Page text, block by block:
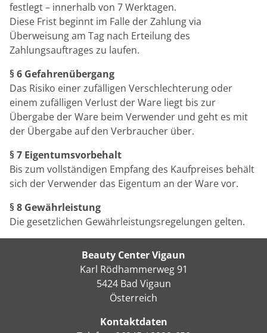
festlegt – innerhalb von 7 Werktagen.
Diese Frist beginnt im Falle der Zahlung via
Überweisung am Tag nach Erteilung des
Zahlungsauftrages zu laufen.
§ 6 Gefahrenübergang
Das Risiko einer zufälligen Verschlechterung oder
einem zufälligen Verlust der Ware liegt bis zur
Übergabe der Ware beim Verwender und geht es mit
der Übergabe auf den Verbraucher über.
§ 7 Eigentumsvorbehalt
Bis zum vollständigen Empfang des Kaufpreises behält
sich der Verwender das Eigentum an der Ware vor.
§ 8 Gewährleistung
Die gesetzlichen Gewährleistungsregelungen gelten.
Beauty Center Vigaun
Karl Rödhammerweg 91
5424 Bad Vigaun
Österreich
Kontaktdaten